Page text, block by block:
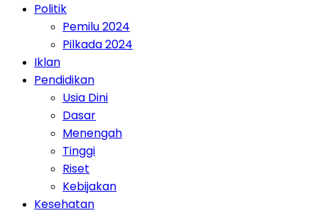
Politik
Pemilu 2024
Pilkada 2024
Iklan
Pendidikan
Usia Dini
Dasar
Menengah
Tinggi
Riset
Kebijakan
Kesehatan